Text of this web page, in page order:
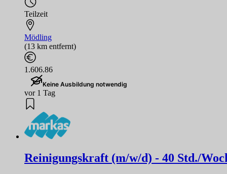
Teilzeit
Mödling
(13 km entfernt)
1.606.86
Keine Ausbildung notwendig
vor 1 Tag
Reinigungskraft (m/w/d) - 40 Std./